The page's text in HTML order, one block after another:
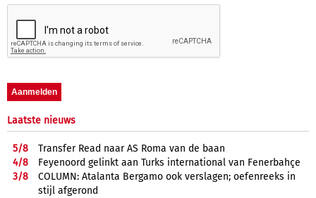
Laatste nieuws
5/8
Transfer Read naar AS Roma van de baan
4/8
Feyenoord gelinkt aan Turks international van Fenerbahçe
3/8
COLUMN: Atalanta Bergamo ook verslagen; oefenreeks in
stijl afgerond